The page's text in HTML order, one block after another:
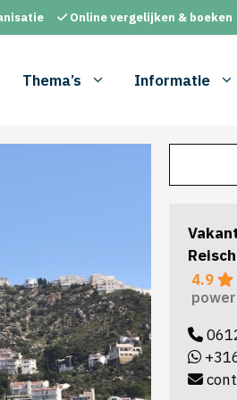
Online vergelijken & boeken
Thema’s Informatie
4.9